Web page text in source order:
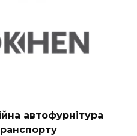
автофурнітура